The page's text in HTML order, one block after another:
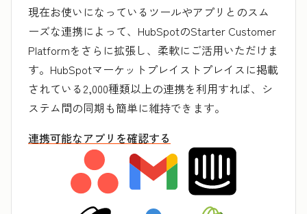
現在お使いになっているツールやアプリとのスム
ーズな連携によって、HubSpotのStarter Customer
Platformをさらに拡張し、柔軟にご活用いただけま
す。HubSpotマーケットプレイストプレイスに掲載
されている2,000種類以上の連携を利用すれば、シ
ステム間の同期も簡単に維持できます。
連携可能なアプリを確認する